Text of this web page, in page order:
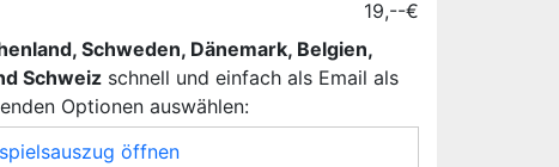
19,--€
Schweden, Dänemark, Belgien,
Schweiz schnell und einfach als Email als
Optionen auswählen:
öffnen